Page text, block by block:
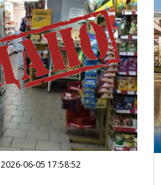
2026-06-05 17:58:52